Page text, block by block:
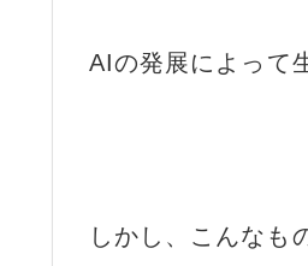
AIの発展によって
しかし、こんなも